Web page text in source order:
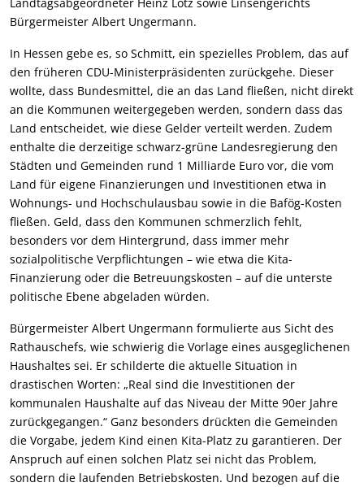
Landtagsabgeordneter Heinz Lotz sowie Linsengerichts
Bürgermeister Albert Ungermann.
In Hessen gebe es, so Schmitt, ein spezielles Problem, das auf
den früheren CDU-Ministerpräsidenten zurückgehe. Dieser
wollte, dass Bundesmittel, die an das Land fließen, nicht direkt
an die Kommunen weitergegeben werden, sondern dass das
Land entscheidet, wie diese Gelder verteilt werden. Zudem
enthalte die derzeitige schwarz-grüne Landesregierung den
Städten und Gemeinden rund 1 Milliarde Euro vor, die vom
Land für eigene Finanzierungen und Investitionen etwa in
Wohnungs- und Hochschulausbau sowie in die Bafög-Kosten
fließen. Geld, dass den Kommunen schmerzlich fehlt,
besonders vor dem Hintergrund, dass immer mehr
sozialpolitische Verpflichtungen – wie etwa die Kita-
Finanzierung oder die Betreuungskosten – auf die unterste
politische Ebene abgeladen würden.
Bürgermeister Albert Ungermann formulierte aus Sicht des
Rathauschefs, wie schwierig die Vorlage eines ausgeglichenen
Haushaltes sei. Er schilderte die aktuelle Situation in
drastischen Worten: „Real sind die Investitionen der
kommunalen Haushalte auf das Niveau der Mitte 90er Jahre
zurückgegangen.“ Ganz besonders drückten die Gemeinden
die Vorgabe, jedem Kind einen Kita-Platz zu garantieren. Der
Anspruch auf einen solchen Platz sei nicht das Problem,
sondern die laufenden Betriebskosten. Und bezogen auf die